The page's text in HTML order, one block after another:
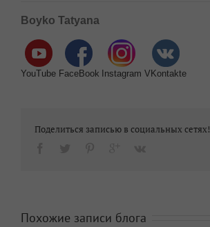
Boyko Tatyana
YouTube FaceBook Instagram VKontakte
Поделиться записью в социальных сетях!
Похожие записи блога